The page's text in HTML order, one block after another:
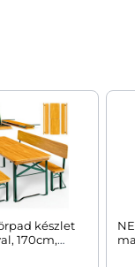
készlet
170cm,